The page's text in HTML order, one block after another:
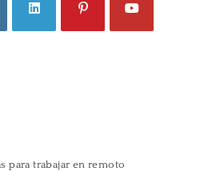
para trabajar en remoto